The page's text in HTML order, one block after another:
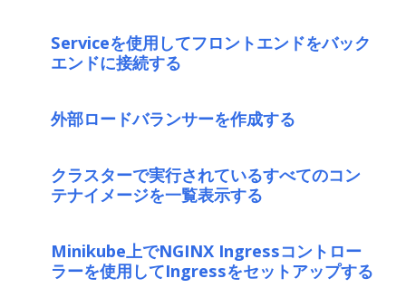
Serviceを使用してフロントエンドをバック
エンドに接続する
外部ロードバランサーを作成する
クラスターで実行されているすべてのコン
テナイメージを一覧表示する
Minikube上でNGINX Ingressコントロー
ラーを使用してIngressをセットアップする